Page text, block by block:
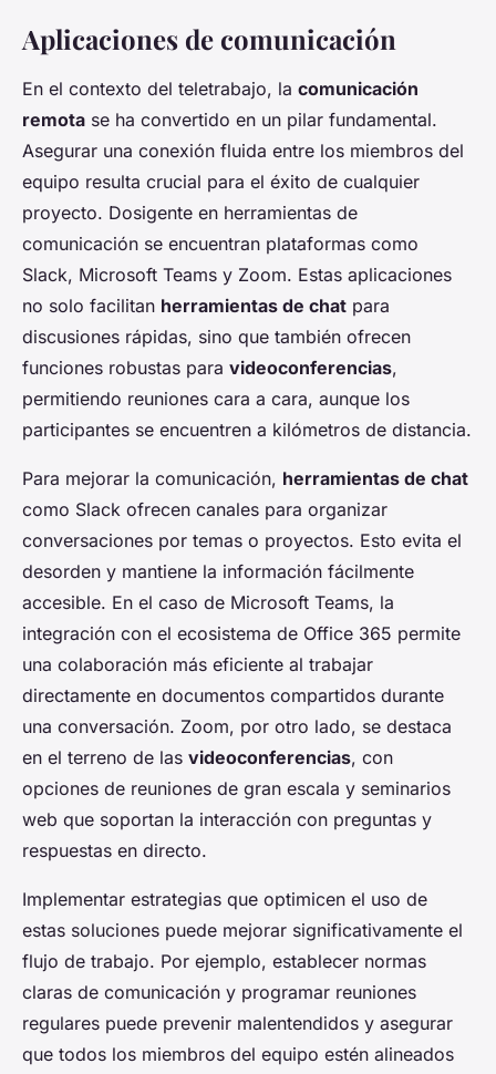
Aplicaciones de comunicación
En el contexto del teletrabajo, la comunicación
remota se ha convertido en un pilar fundamental.
Asegurar una conexión fluida entre los miembros del
equipo resulta crucial para el éxito de cualquier
proyecto. Dosigente en herramientas de
comunicación se encuentran plataformas como
Slack, Microsoft Teams y Zoom. Estas aplicaciones
no solo facilitan herramientas de chat para
discusiones rápidas, sino que también ofrecen
funciones robustas para videoconferencias,
permitiendo reuniones cara a cara, aunque los
participantes se encuentren a kilómetros de distancia.
Para mejorar la comunicación, herramientas de chat
como Slack ofrecen canales para organizar
conversaciones por temas o proyectos. Esto evita el
desorden y mantiene la información fácilmente
accesible. En el caso de Microsoft Teams, la
integración con el ecosistema de Office 365 permite
una colaboración más eficiente al trabajar
directamente en documentos compartidos durante
una conversación. Zoom, por otro lado, se destaca
en el terreno de las videoconferencias, con
opciones de reuniones de gran escala y seminarios
web que soportan la interacción con preguntas y
respuestas en directo.
Implementar estrategias que optimicen el uso de
estas soluciones puede mejorar significativamente el
flujo de trabajo. Por ejemplo, establecer normas
claras de comunicación y programar reuniones
regulares puede prevenir malentendidos y asegurar
que todos los miembros del equipo estén alineados